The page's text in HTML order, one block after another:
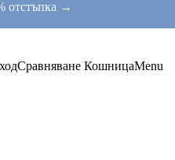
отстъпка →
Сравняване КошницаMenu